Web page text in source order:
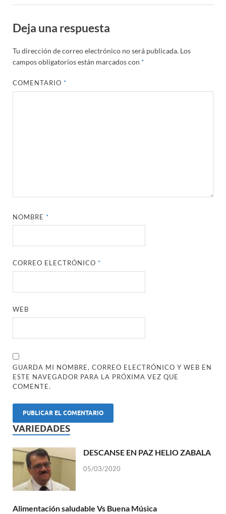
Deja una respuesta
Tu dirección de correo electrónico no será publicada. Los
campos obligatorios están marcados con *
COMENTARIO*
NOMBRE*
CORREO ELECTRÓNICO*
WEB
GUARDA MI NOMBRE, CORREO ELECTRÓNICO Y WEB EN
ESTE NAVEGADOR PARA LA PRÓXIMA VEZ QUE
COMENTE.
VARIEDADES
DESCANSE EN PAZ HELIO ZABALA
05/03/2020
Alimentación saludable Vs Buena Música